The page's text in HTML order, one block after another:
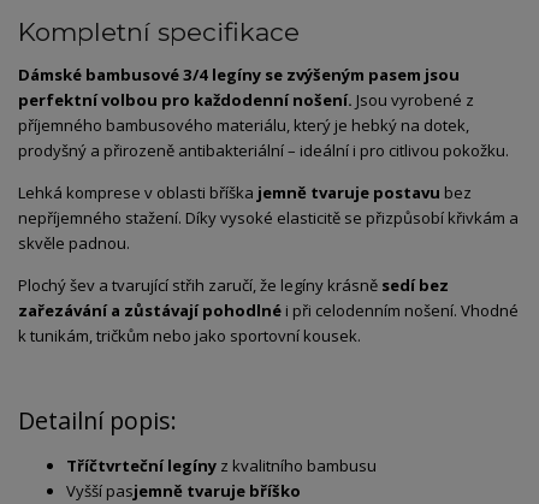
Kompletní specifikace
Dámské bambusové3/4 legíny se zvýšeným pasem jsou
perfektnívolbou pro každodennínošení. Jsou vyrobené z
příjemného bambusového materiálu, který je hebký na dotek,
prodyšný a přirozeně antibakteriální – ideální i pro citlivou pokožku.
Lehká komprese v oblasti bříška jemně tvaruje postavu bez
nepříjemného stažení. Díkyvysoké elasticitě se přizpůsobí křivkám a
skvěle padnou.
Plochýšev a tvarující střih zaručí,že legíny krásně sedíbez
zařezávánía zůstávajípohodlné i při celodenním nošení. Vhodné
ktunikám,tričkům nebo jako sportovní kousek.
Detailní popis:
Tříčtvrtečnílegíny z kvalitního bambusu
Vyšší pasjemně tvaruje bříško